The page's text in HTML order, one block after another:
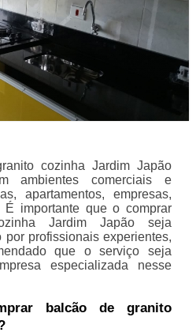
cozinha Jardim Japão
ambientes comerciais e
apartamentos, empresas,
É importante que o comprar
Jardim Japão seja
profissionais experientes,
que o serviço seja
especializada nesse
balcão de granito